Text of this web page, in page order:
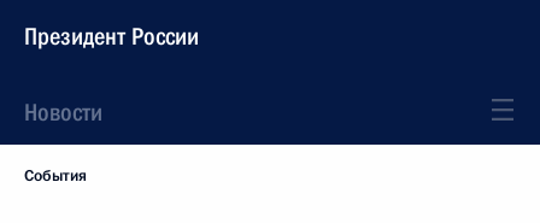
Президент России
Новости
События